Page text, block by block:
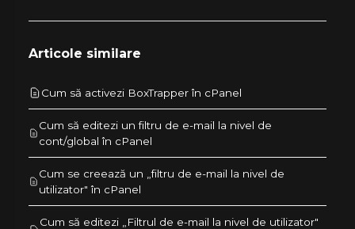
Articole similare
Cum să activezi BoxTrapper în cPanel
Cum să editezi un filtru de e-mail la nivel de
cont/global în cPanel
Cum se creează un „filtru de e-mail la nivel de
utilizator" în cPanel
Cum să editezi „Filtrul de e-mail la nivel de utilizator"